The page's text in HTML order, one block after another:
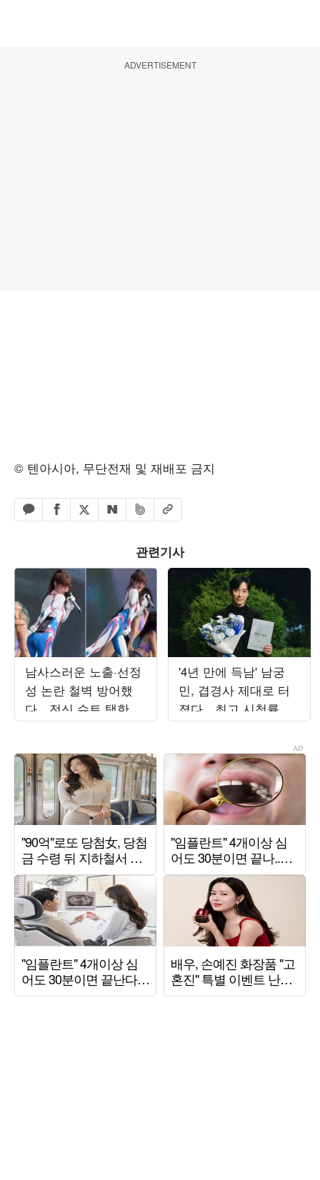
ADVERTISEMENT
© 텐아시아, 무단전재 및 재배포 금지
카카오톡 공유하기
페이스북 공유하기
엑스 공유하기
네이버 공유하기
밴드 공유하기
URL복사
관련기사
남사스러운 노출·선정
성 논란 철벽 방어했
다…전신 슈트 택한 최
예나, '워터밤 여신' 새
'4년 만에 득남' 남궁
민, 겹경사 제대로 터
졌다…최고 시청률 찍
고 "작은 감정 안 놓쳐"